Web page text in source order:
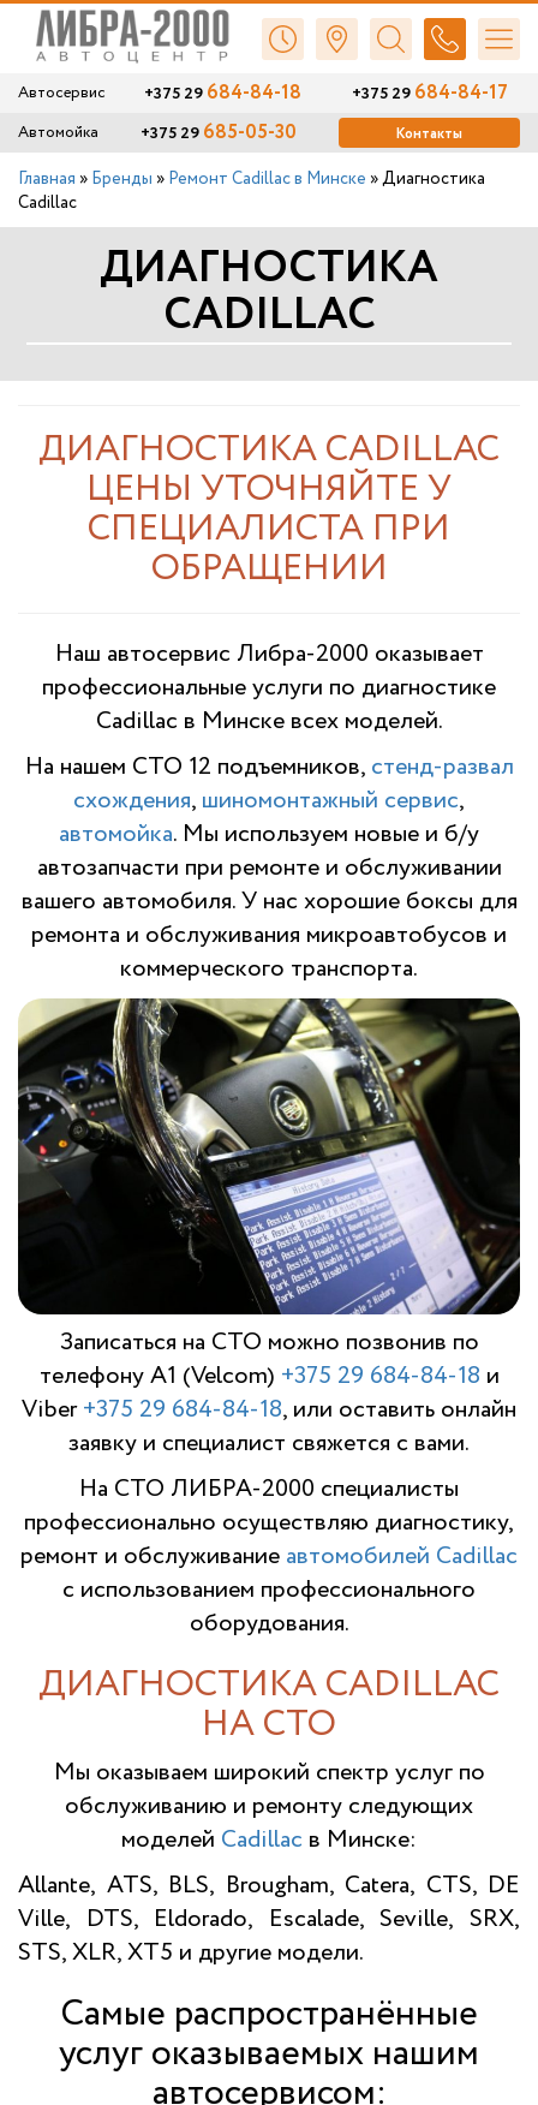
Автосервис +375 29684-84-18 +375 29684-84-17
Автомойка +375 29 685-05-30 Контакты
Главная » Бренды » Ремонт Cadillac в Минске »Диагностика
Cadillac
ДИАГНОСТИКА
CADILLAC
ДИАГНОСТИКА CADILLAC
ЦЕНЫ УТОЧНЯЙТЕ У
СПЕЦИАЛИСТА ПРИ
ОБРАЩЕНИИ
Наш автосервис Либра-2000 оказывает
профессиональные услуги по диагностике
Cadillac в Минске всех моделей.
На нашем СТО 12 подъемников, стенд-развал
схождения, шиномонтажный сервис,
автомойка. Мы используем новые и б/у
автозапчасти при ремонте и обслуживании
вашего автомобиля. У нас хорошие боксы для
ремонта и обслуживания микроавтобусов и
коммерческого транспорта.
Записаться на СТО можно позвонив по
телефону A1 (Velcom) +375 29 684-84-18 и
Viber+375 29 684-84-18, или оставить онлайн
заявку и специалист свяжется с вами.
На СТО ЛИБРА-2000 специалисты
профессионально осуществляю диагностику,
ремонт и обслуживание автомобилей Cadillac
с использованием профессионального
оборудования.
ДИАГНОСТИКА CADILLAC
НА СТО
Мы оказываем широкий спектр услуг по
обслуживанию и ремонту следующих
моделей Cadillac в Минске:
Allante, ATS, BLS, Brougham, Catera, CTS, DE
Ville, DTS, Eldorado, Escalade, Seville, SRX,
STS, XLR, XT5 и другие модели.
Самые распространённые
услуг оказываемых нашим
автосервисом: